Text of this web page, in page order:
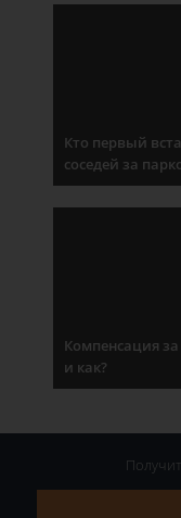
Кто первый
соседей за
Компенсация
и как?